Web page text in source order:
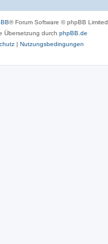
® Forum Software © phpBB Limited
Übersetzung durch phpBB.de
| Nutzungsbedingungen